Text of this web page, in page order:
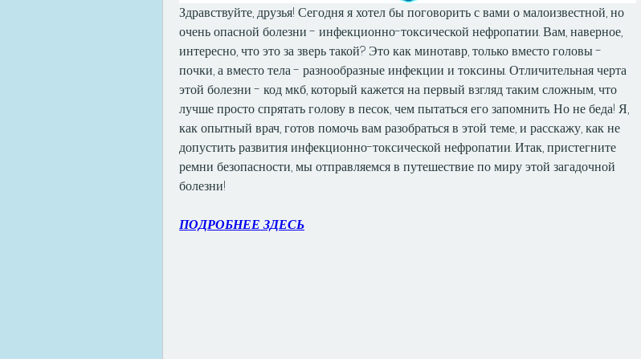
Здравствуйте, друзья! Сегодня я хотел бы поговорить с вами о малоизвестной, но
очень опасной болезни - инфекционно-токсической нефропатии. Вам, наверное,
интересно, что это за зверь такой? Это как минотавр, только вместо головы -
почки, а вместо тела - разнообразные инфекции и токсины. Отличительная черта
этой болезни - код мкб, который кажется на первый взгляд таким сложным, что
лучше просто спрятать голову в песок, чем пытаться его запомнить. Но не беда! Я,
как опытный врач, готов помочь вам разобраться в этой теме, и расскажу, как не
допустить развития инфекционно-токсической нефропатии. Итак, пристегните
ремни безопасности, мы отправляемся в путешествие по миру этой загадочной
болезни!
ПОДРОБНЕЕ ЗДЕСЬ